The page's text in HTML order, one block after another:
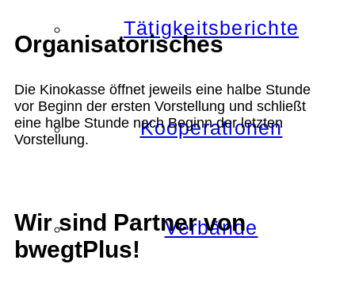
Tätigkeitsberichte
Kooperationen
Verbände
Organisatorisches
Die Kinokasse öffnet jeweils eine halbe Stunde
vor Beginn der ersten Vorstellung und schließt
eine halbe Stunde nach Beginn der letzten
Vorstellung.
Wir sind Partner von
bwegtPlus!